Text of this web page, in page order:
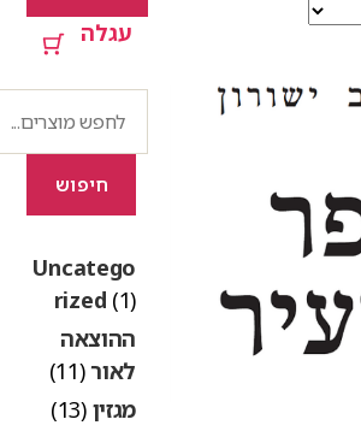
עגלה
חיפוש
Uncatego
rized
ההוצאה
לאור(11)
מגזין(13)